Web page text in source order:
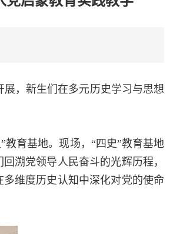
，新生们在多元历史学习与思想
育基地。现场，“四史”教育基地
溯党领导人民奋斗的光辉历程，
维度历史认知中深化对党的使命